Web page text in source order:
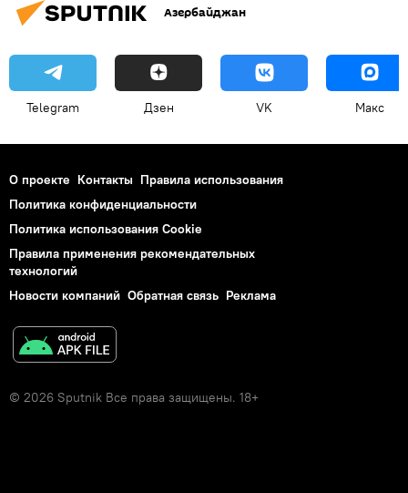
Азербайджан
Telegram Дзен VK Макс
О проекте Контакты Правила использования
Политика конфиденциальности
Политика использования Cookie
Правила применения рекомендательных
технологий
Новости компаний Обратная связь Реклама
© 2026 Sputnik Все права защищены. 18+